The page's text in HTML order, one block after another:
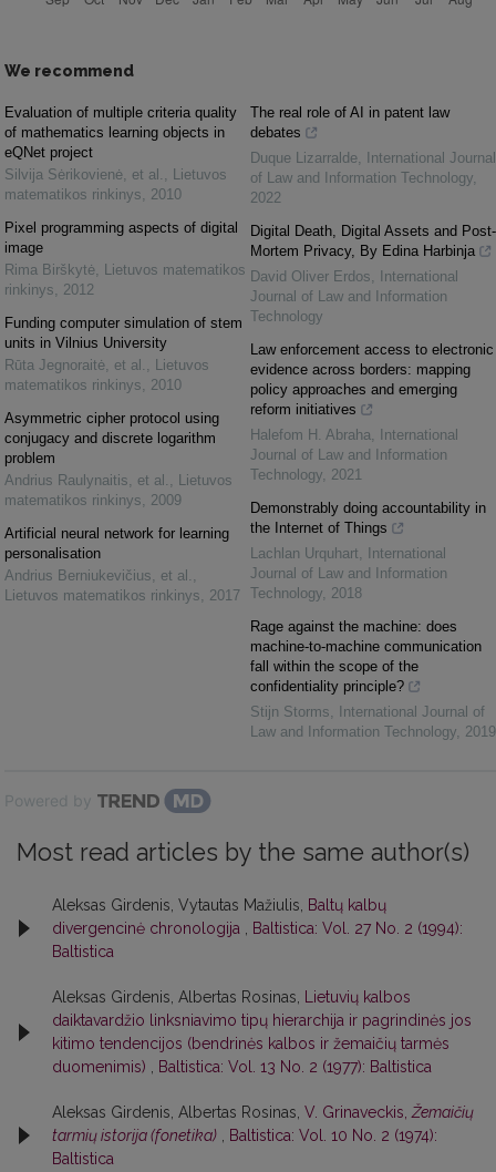
We recommend
Evaluation of multiple criteria quality
of mathematics learning objects in
eQNet project
Silvija Sėrikovienė, et al.
Lietuvos
matematikos rinkinys
2010
Pixel programming aspects of digital
image
Rima Birškytė Lietuvos matematikos
rinkinys
2012
Funding computer simulation of stem
units in Vilnius University
Rūta Jegnoraitė, et al.
Lietuvos
matematikos rinkinys
2010
Asymmetric cipher protocol using
conjugacy and discrete logarithm
problem
Andrius Raulynaitis, et al.
Lietuvos
matematikos rinkinys
2009
Artificial neural network for learning
personalisation
Andrius Berniukevičius, et al.
Lietuvos matematikos rinkinys
2017
The real role of AI in patent law
debates
Duque Lizarralde International Journal
of Law and Information Technology
2022
Digital Death, Digital Assets and Post-
Mortem Privacy, By Edina Harbinja
David Oliver Erdos
International
Journal of Law and Information
Technology
Law enforcement access to electronic
evidence across borders: mapping
policy approaches and emerging
reform initiatives
Halefom H. Abraha
International
Journal of Law and Information
Technology 2021
Demonstrably doing accountability in
the Internet of Things
Lachlan Urquhart
International
Journal of Law and Information
Technology 2018
Rage against the machine: does
machine-to-machine communication
fall within the scope of the
confidentiality principle?
Stijn Storms
International Journal of
Law and Information Technology 2019
Powered by
Most read articles by the same author(s)
Aleksas Girdenis, Vytautas Mažiulis,
Baltų kalbų
divergencinė chronologija
Baltistica: Vol. 27 No. 2 (1994):
Baltistica
Aleksas Girdenis, Albertas Rosinas,
Lietuvių kalbos
daiktavardžio linksniavimo tipų hierarchija ir pagrindinės jos
kitimo tendencijos (bendrinės kalbos ir žemaičių tarmės
duomenimis)
Baltistica: Vol. 13 No. 2 (1977): Baltistica
Aleksas Girdenis, Albertas Rosinas, V. Grinaveckis, Žemaičių
tarmių istorija (fonetika)
Baltistica: Vol. 10 No. 2 (1974):
Baltistica